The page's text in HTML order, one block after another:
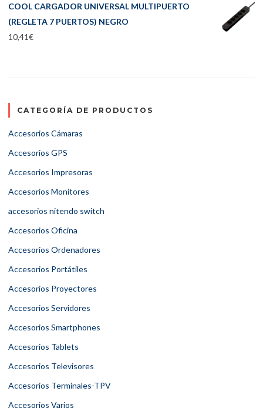
COOL CARGADOR UNIVERSAL MULTIPUERTO
(REGLETA 7 PUERTOS) NEGRO
10,41€
CATEGORÍA DE PRODUCTOS
Accesorios Cámaras
Accesorios GPS
Accesorios Impresoras
Accesorios Monitores
accesorios nitendo switch
Accesorios Oficina
Accesorios Ordenadores
Accesorios Portátiles
Accesorios Proyectores
Accesorios Servidores
Accesorios Smartphones
Accesorios Tablets
Accesorios Televisores
Accesorios Terminales-TPV
Accesorios Varios